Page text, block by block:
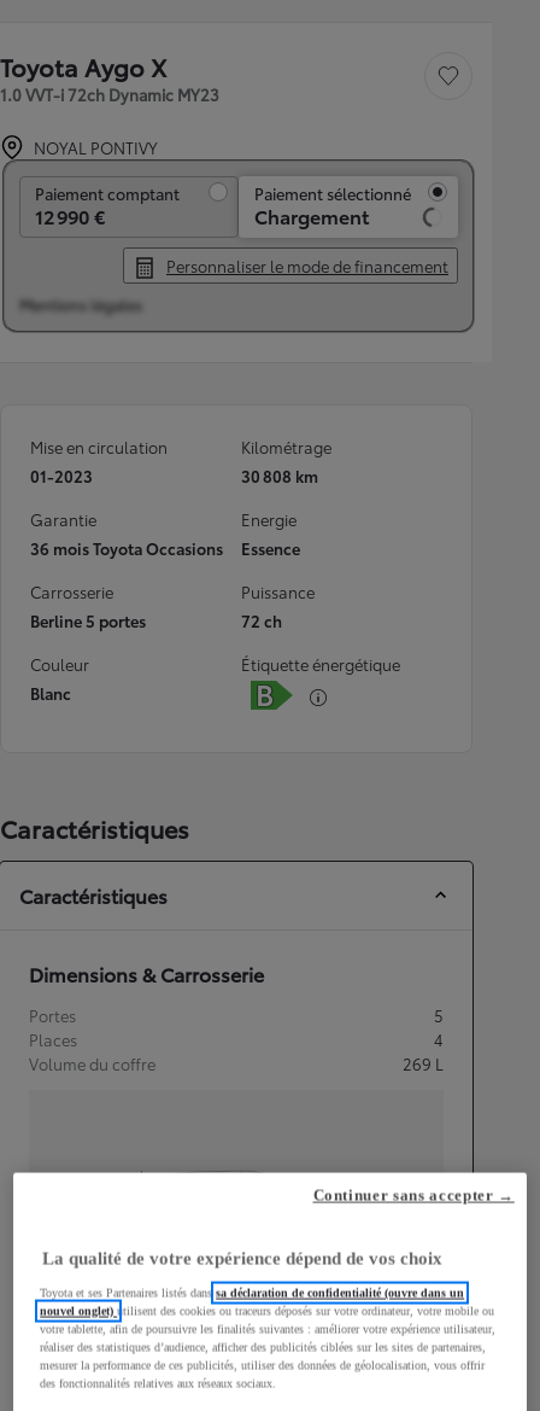
Toyota Aygo X
1.0 VVT-i 72ch Dynamic MY23
Sauvegarder le
NOYAL PONTIVY
Paiement comptant
12 990 €
Paiement sélectionné
Chargement
Personnaliser le mode de financement
Mentions légales
Mise en circulation
01-2023
Kilométrage
30 808 km
Garantie
36 mois Toyota Occasions
Energie
Essence
Carrosserie
Berline 5 portes
Puissance
72 ch
Couleur
Blanc
Étiquette énergétique
Caractéristiques
Caractéristiques
Dimensions & Carrosserie
Portes
5
Places
4
Volume du coffre
269 L
Longueur
3 700mm
Hauteur
1 510
La qualité de votre expérience dépend de vos choix
Toyota et ses Partenaires listés danssa déclaration de confidentialité (ouvre dans un
nouvel onglet)utilisent des cookies ou traceurs déposés sur votre ordinateur, votre mobile ou
votre tablette, afin de poursuivre les finalités suivantes : améliorer votre expérience utilisateur,
réaliser des statistiques d’audience, afficher des publicités ciblées sur les sites de partenaires,
mesurer la performance de ces publicités, utiliser des données de géolocalisation, vous offrir
des fonctionnalités relatives aux réseaux sociaux.
Continuer sans accepter →